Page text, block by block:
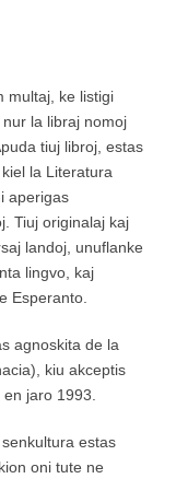
multaj, ke listigi
la libraj nomoj
tiuj libroj, estas
la Literatura
aperigas
Tiuj originalaj kaj
landoj, unuflanke
lingvo, kaj
Esperanto.
agnoskita de la
kiu akceptis
jaro 1993.
estas
oni tute ne